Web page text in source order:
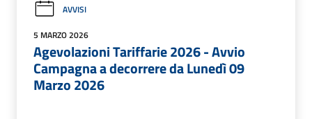
AVVISI
5 MARZO 2026
Agevolazioni Tariffarie 2026 - Avvio
Campagna a decorrere da Lunedì 09
Marzo 2026